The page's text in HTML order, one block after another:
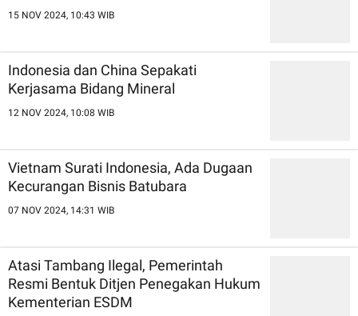
15 NOV 2024, 10:43 WIB
Indonesia dan China Sepakati
Kerjasama Bidang Mineral
12 NOV 2024, 10:08 WIB
Vietnam Surati Indonesia, Ada Dugaan
Kecurangan Bisnis Batubara
07 NOV 2024, 14:31 WIB
Atasi Tambang Ilegal, Pemerintah
Resmi Bentuk Ditjen Penegakan Hukum
Kementerian ESDM